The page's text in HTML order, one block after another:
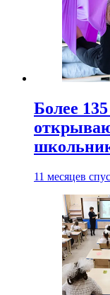
Более
11 месяцев